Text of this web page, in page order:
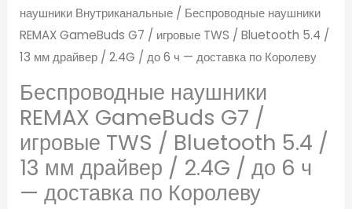
наушники Внутриканальные / Беспроводные наушники
REMAX GameBuds G7 / игровые TWS / Bluetooth 5.4 /
13 мм драйвер / 2.4G / до 6 ч — доставка по Королеву
Беспроводные наушники
REMAX GameBuds G7 /
игровые TWS / Bluetooth 5.4 /
13 мм драйвер / 2.4G / до 6 ч
— доставка по Королеву
доставка
по
Королеву